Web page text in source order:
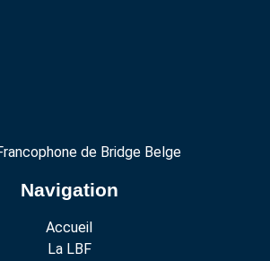
de Bridge Belge
Navigation
Accueil
La LBF